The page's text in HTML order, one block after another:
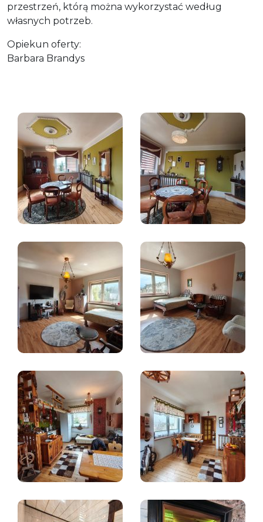
przestrzeń, którą można wykorzystać według
własnych potrzeb.
Opiekun oferty:
Barbara Brandys